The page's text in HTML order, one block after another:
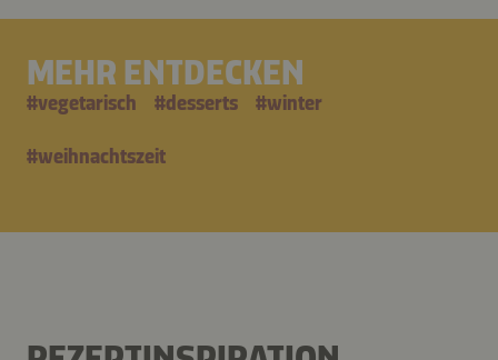
MEHR ENTDECKEN
#vegetarisch #desserts #winter
#weihnachtszeit